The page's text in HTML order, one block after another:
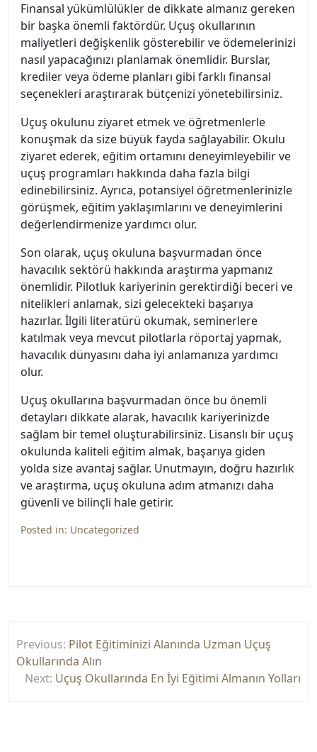
Finansal yükümlülükler de dikkate almanız gereken
bir başka önemli faktördür. Uçuş okullarının
maliyetleri değişkenlik gösterebilir ve ödemelerinizi
nasıl yapacağınızı planlamak önemlidir. Burslar,
krediler veya ödeme planları gibi farklı finansal
seçenekleri araştırarak bütçenizi yönetebilirsiniz.
Uçuş okulunu ziyaret etmek ve öğretmenlerle
konuşmak da size büyük fayda sağlayabilir. Okulu
ziyaret ederek, eğitim ortamını deneyimleyebilir ve
uçuş programları hakkında daha fazla bilgi
edinebilirsiniz. Ayrıca, potansiyel öğretmenlerinizle
görüşmek, eğitim yaklaşımlarını ve deneyimlerini
değerlendirmenize yardımcı olur.
Son olarak, uçuş okuluna başvurmadan önce
havacılık sektörü hakkında araştırma yapmanız
önemlidir. Pilotluk kariyerinin gerektirdiği beceri ve
nitelikleri anlamak, sizi gelecekteki başarıya
hazırlar. İlgili literatürü okumak, seminerlere
katılmak veya mevcut pilotlarla röportaj yapmak,
havacılık dünyasını daha iyi anlamanıza yardımcı
olur.
Uçuş okullarına başvurmadan önce bu önemli
detayları dikkate alarak, havacılık kariyerinizde
sağlam bir temel oluşturabilirsiniz. Lisanslı bir uçuş
okulunda kaliteli eğitim almak, başarıya giden
yolda size avantaj sağlar. Unutmayın, doğru hazırlık
ve araştırma, uçuş okuluna adım atmanızı daha
güvenli ve bilinçli hale getirir.
Posted in: Uncategorized
gezinmesi
Previous: Pilot Eğitiminizi Alanında Uzman Uçuş
Okullarında Alın
Next: Uçuş Okullarında En İyi Eğitimi Almanın Yolları